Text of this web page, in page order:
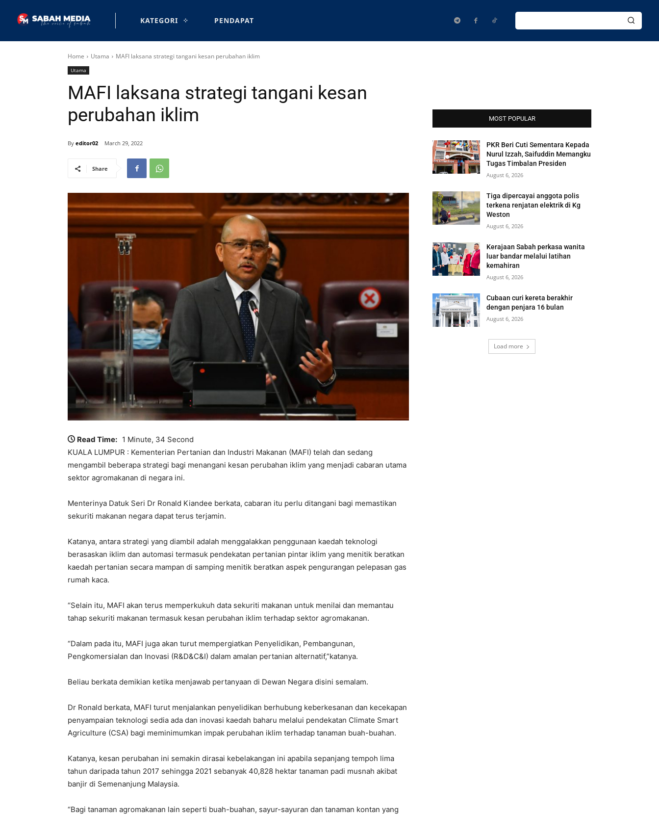
KATEGORI PENDAPAT
Home Utama MAFI laksana strategi tangani kesan perubahan iklim
Utama
MAFI laksana strategi tangani kesan
perubahan iklim
By editor02 March 29, 2022
Share
Read Time: 1 Minute, 34 Second
KUALA LUMPUR : Kementerian Pertanian dan Industri Makanan (MAFI) telah dan sedang
mengambil beberapa strategi bagi menangani kesan perubahan iklim yang menjadi cabaran utama
sektor agromakanan di negara ini.
Menterinya Datuk Seri Dr Ronald Kiandee berkata, cabaran itu perlu ditangani bagi memastikan
sekuriti makanan negara dapat terus terjamin.
Katanya, antara strategi yang diambil adalah menggalakkan penggunaan kaedah teknologi
berasaskan iklim dan automasi termasuk pendekatan pertanian pintar iklim yang menitik beratkan
kaedah pertanian secara mampan di samping menitik beratkan aspek pengurangan pelepasan gas
rumah kaca.
“Selain itu, MAFI akan terus memperkukuh data sekuriti makanan untuk menilai dan memantau
tahap sekuriti makanan termasuk kesan perubahan iklim terhadap sektor agromakanan.
“Dalam pada itu, MAFI juga akan turut mempergiatkan Penyelidikan, Pembangunan,
Pengkomersialan dan Inovasi (R&D&C&I) dalam amalan pertanian alternatif,”katanya.
Beliau berkata demikian ketika menjawab pertanyaan di Dewan Negara disini semalam.
Dr Ronald berkata, MAFI turut menjalankan penyelidikan berhubung keberkesanan dan kecekapan
penyampaian teknologi sedia ada dan inovasi kaedah baharu melalui pendekatan Climate Smart
Agriculture (CSA) bagi meminimumkan impak perubahan iklim terhadap tanaman buah-buahan.
Katanya, kesan perubahan ini semakin dirasai kebelakangan ini apabila sepanjang tempoh lima
tahun daripada tahun 2017 sehingga 2021 sebanyak 40,828 hektar tanaman padi musnah akibat
banjir di Semenanjung Malaysia.
“Bagi tanaman agromakanan lain seperti buah-buahan, sayur-sayuran dan tanaman kontan yang
MOST POPULAR
PKR Beri Cuti Sementara Kepada
Nurul Izzah, Saifuddin Memangku
Tugas Timbalan Presiden
August 6, 2026
Tiga dipercayai anggota polis
terkena renjatan elektrik di Kg
Weston
August 6, 2026
Kerajaan Sabah perkasa wanita
luar bandar melalui latihan
kemahiran
August 6, 2026
Cubaan curi kereta berakhir
dengan penjara 16 bulan
August 6, 2026
Load more